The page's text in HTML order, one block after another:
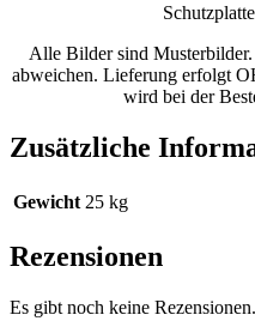
Alle Bilder sind
abweichen. Lieferung erfolgt
wird bei der
Zusätzliche
Gewicht 25 kg
Rezensionen
Es gibt noch keine Rezensionen.